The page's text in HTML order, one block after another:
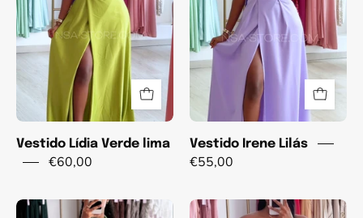
Vestido Lídia Verde lima
€60,00
Vestido Irene Lilás
€55,00
Vestido
Vestido